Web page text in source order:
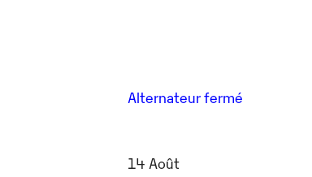
Alternateur fermé
14 Août